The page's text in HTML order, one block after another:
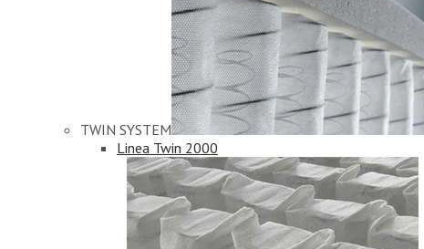
TWIN SYSTEM
Linea Twin 2000